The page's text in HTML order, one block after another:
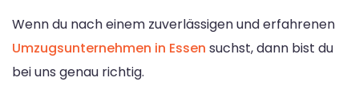
Wenn du nach einem zuverlässigen und erfahrenen
Umzugsunternehmen in Essen suchst, dann bist du
bei uns genau richtig.